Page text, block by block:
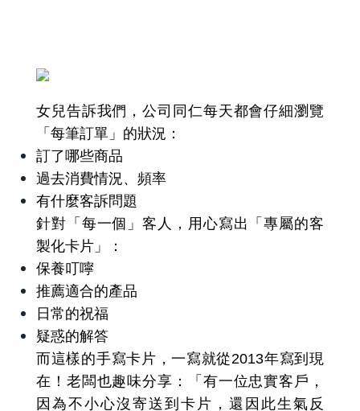
女兒告訴我們，公司同仁每天都會仔細瀏覽
「每筆訂單」的狀況：
訂了哪些商品
過去消費情況、頻率
有什麼客訴問題
針對「每一個」客人，用心寫出「專屬的客
製化卡片」：
保養叮嚀
推薦適合的產品
日常的祝福
疑惑的解答
而這樣的手寫卡片，一寫就從2013年寫到現
在！老闆也趣味分享：「有一位忠實客戶，
因為不小心沒寄送到卡片，還因此生氣反